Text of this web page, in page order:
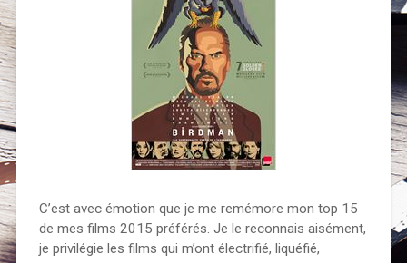
C’est avec émotion que je me remémore mon top 15
de mes films 2015 préférés. Je le reconnais aisément,
je privilégie les films qui m’ont électrifié, liquéfié,